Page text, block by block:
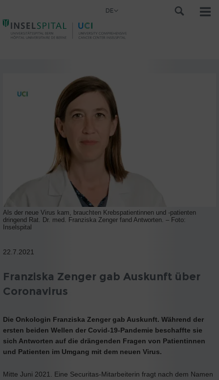
DE
Als der neue Virus kam, brauchten Krebspatientinnen und -patienten
dringend Rat. Dr. med. Franziska Zenger fand Antworten. – Foto:
Inselspital
22.7.2021
Franziska Zenger gab Auskunft über
Coronavirus
Die Onkologin Franziska Zenger gab Auskunft. Während der
ersten beiden Wellen der Covid-19-Pandemie beschaffte sie
sich Antworten auf die drängenden Fragen von Patientinnen
und Patienten im Umgang mit dem neuen Virus.
Mitte Juni 2021. Eine Securitas-Mitarbeiterin fragt nach dem Namen